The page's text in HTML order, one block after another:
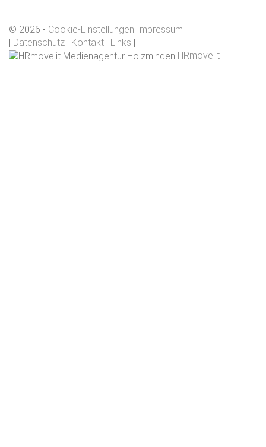
© 2026 Cookie-Einstellungen Impressum
| Datenschutz | Kontakt | Links |
HRmove.it